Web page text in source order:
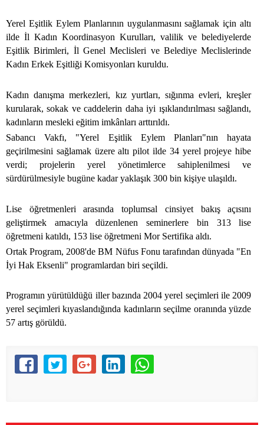
Yerel Eşitlik Eylem Planlarının uygulanmasını sağlamak için altı
ilde İl Kadın Koordinasyon Kurulları, valilik ve belediyelerde
Eşitlik Birimleri, İl Genel Meclisleri ve Belediye Meclislerinde
Kadın Erkek Eşitliği Komisyonları kuruldu.
Kadın danışma merkezleri, kız yurtları, sığınma evleri, kreşler
kurularak, sokak ve caddelerin daha iyi ışıklandırılması sağlandı,
kadınların mesleki eğitim imkânları arttırıldı.
Sabancı Vakfı, "Yerel Eşitlik Eylem Planları"nın hayata
geçirilmesini sağlamak üzere altı pilot ilde 34 yerel projeye hibe
verdi; projelerin yerel yönetimlerce sahiplenilmesi ve
sürdürülmesiyle bugüne kadar yaklaşık 300 bin kişiye ulaşıldı.
Lise öğretmenleri arasında toplumsal cinsiyet bakış açısını
geliştirmek amacıyla düzenlenen seminerlere bin 313 lise
öğretmeni katıldı, 153 lise öğretmeni Mor Sertifika aldı.
Ortak Program, 2008'de BM Nüfus Fonu tarafından dünyada "En
İyi Hak Eksenli" programlardan biri seçildi.
Programın yürütüldüğü iller bazında 2004 yerel seçimleri ile 2009
yerel seçimleri kıyaslandığında kadınların seçilme oranında yüzde
57 artış görüldü.